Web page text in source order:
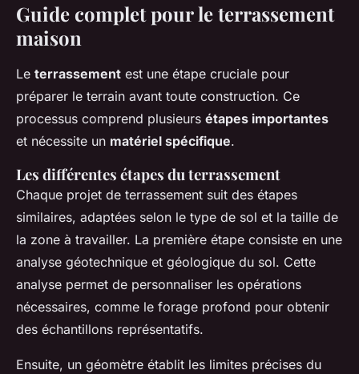
Guide complet pour le terrassement
maison
Le terrassement est une étape cruciale pour
préparer le terrain avant toute construction. Ce
processus comprend plusieurs étapes importantes
et nécessite un matériel spécifique.
Les différentes étapes du terrassement
Chaque projet de terrassement suit des étapes
similaires, adaptées selon le type de sol et la taille de
la zone à travailler. La première étape consiste en une
analyse géotechnique et géologique du sol. Cette
analyse permet de personnaliser les opérations
nécessaires, comme le forage profond pour obtenir
des échantillons représentatifs.
Ensuite, un géomètre établit les limites précises du